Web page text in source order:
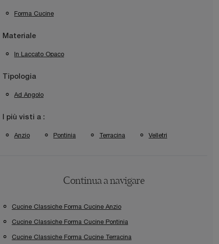
Forma Cucine
Materiale
In Laccato Opaco
Tipologia
Ad Angolo
I più visti a :
Anzio Pontinia Terracina Velletri
Continua a navigare
Cucine Classiche Forma Cucine Anzio
Cucine Classiche Forma Cucine Pontinia
Cucine Classiche Forma Cucine Terracina